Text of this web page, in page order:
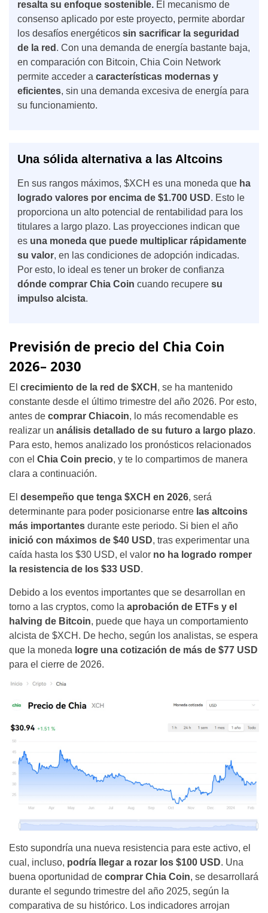
resalta su enfoque sostenible. El mecanismo de
consenso aplicado por este proyecto, permite abordar
los desafíos energéticos sin sacrificar la seguridad
de la red . Con una demanda de energía bastante baja,
en comparación con Bitcoin, Chia Coin Network
permite acceder a características modernas y
eficientes, sin una demanda excesiva de energía para
su funcionamiento.
Una sólida alternativa a las Altcoins
En sus rangos máximos, $XCH es una moneda que ha
logrado valores por encima de $1.700 USD. Esto le
proporciona un alto potencial de rentabilidad para los
titulares a largo plazo. Las proyecciones indican que
es una moneda que puede multiplicar rápidamente
su valor, en las condiciones de adopción indicadas.
Por esto, lo ideal es tener un broker de confianza
dónde comprar Chia Coin cuando recupere su
impulso alcista.
Previsión de precio del Chia Coin
2026– 2030
El crecimiento de la red de $XCH , se ha mantenido
constante desde el último trimestre del año 2026. Por esto,
antes de comprar Chiacoin, lo más recomendable es
realizar un análisis detallado de su futuro a largo plazo.
Para esto, hemos analizado los pronósticos relacionados
con el Chia Coin precio, y te lo compartimos de manera
clara a continuación.
El desempeño que tenga $XCH en 2026, será
determinante para poder posicionarse entre las altcoins
más importantes durante este periodo. Si bien el año
inició con máximos de $40 USD, tras experimentar una
caída hasta los $30 USD, el valor no ha logrado romper
la resistencia de los $33 USD.
Debido a los eventos importantes que se desarrollan en
torno a las cryptos, como la aprobación de ETFs y el
halving de Bitcoin, puede que haya un comportamiento
alcista de $XCH. De hecho, según los analistas, se espera
que la moneda logre una cotización de más de $77 USD
para el cierre de 2026.
Esto supondría una nueva resistencia para este activo, el
cual, incluso, podría llegar a rozar los $100 USD. Una
buena oportunidad de comprar Chia Coin, se desarrollará
durante el segundo trimestre del año 2025, según la
comparativa de su histórico. Los indicadores arrojan